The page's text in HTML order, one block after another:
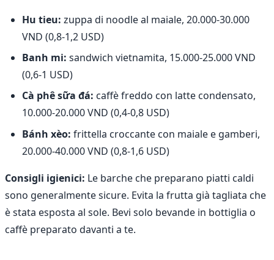
Hu tieu: zuppa di noodle al maiale, 20.000-30.000
VND (0,8-1,2 USD)
Banh mi: sandwich vietnamita, 15.000-25.000 VND
(0,6-1 USD)
Cà phê sữa đá: caffè freddo con latte condensato,
10.000-20.000 VND (0,4-0,8 USD)
Bánh xèo: frittella croccante con maiale e gamberi,
20.000-40.000 VND (0,8-1,6 USD)
Consigli igienici: Le barche che preparano piatti caldi
sono generalmente sicure. Evita la frutta già tagliata che
è stata esposta al sole. Bevi solo bevande in bottiglia o
caffè preparato davanti a te.